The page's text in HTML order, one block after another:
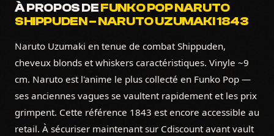
À PROPOS DEFUNKO POP NARUTO
SHIPPUDEN – NARUTO UZUMAKI 1843
Naruto Uzumaki en tenue de combat Shippuden,
cheveux blonds et whiskers caractéristiques. Vinyle ~9
cm. Naruto est l'anime le plus collecté en Funko Pop —
ses anciennes vagues se vaultent rapidement et les prix
grimpent. Cette référence 1843 est encore accessible au
retail. À sécuriser maintenant sur Cdiscount avant vault